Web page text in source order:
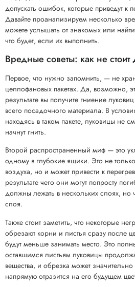
допускать ошибок, которые приведут к
Давайте проанализируем несколько
можете услышать от знакомых или
что будет, если их выполнить.
Вредные советы: как не стоит
Первое, что нужно запомнить, — не
целлофановых пакетах. Да, возможно,
результате вы получите гниение
всего посадочного материала. В
находясь в таком пакете, луковицы не
начнут гнить.
Второй распространенный миф — это
одному в глубокие ящики. Это не
воздуха, но и может привести к
результате чего они могут попросту
должны лежать в нескольких слоях, но
слоя.
Также стоит заметить, что некоторые
обрезают корни и листья сразу после
будут меньше занимать место. Это
оставшимся листьям луковицы
вещества, и обрезка может значительно
напрямую отразится на его будущем